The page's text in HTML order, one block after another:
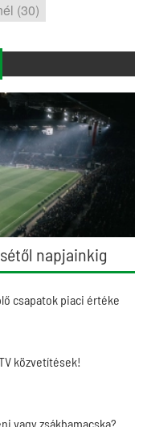
(30)
napjainkig
csapatok piaci értéke
közvetítések!
vagy zsákbamacska?